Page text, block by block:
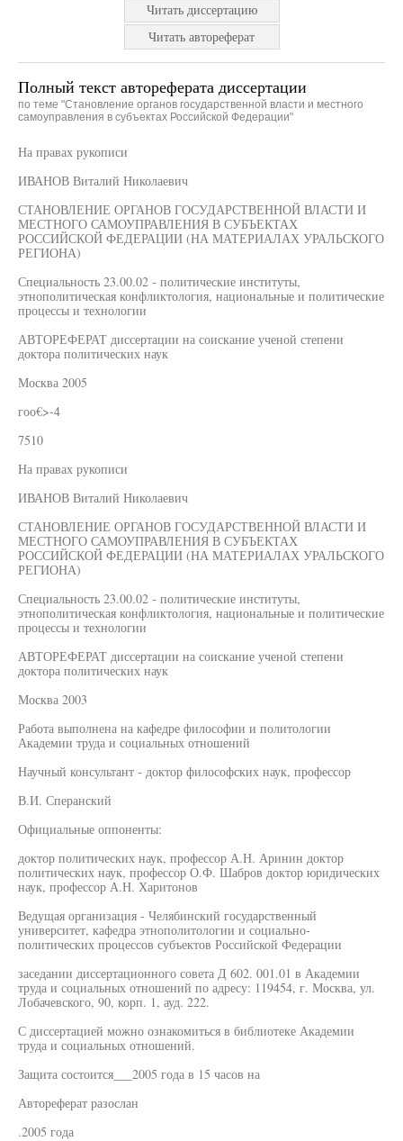
Читать диссертацию
Читать автореферат
Полный текст автореферата диссертации
по теме "Становление органов государственной власти и местного
самоуправления в субъектах Российской Федерации"
На правах рукописи
ИВАНОВ Виталий Николаевич
СТАНОВЛЕНИЕ ОРГАНОВ ГОСУДАРСТВЕННОЙ ВЛАСТИ И
МЕСТНОГО САМОУПРАВЛЕНИЯ В СУБЪЕКТАХ
РОССИЙСКОЙ ФЕДЕРАЦИИ (НА МАТЕРИАЛАХ УРАЛЬСКОГО
РЕГИОНА)
Специальность 23.00.02 - политические институты,
этнополитическая конфликтология, национальные и политические
процессы и технологии
АВТОРЕФЕРАТ диссертации на соискание ученой степени
доктора политических наук
Москва 2005
гоо€>-4
7510
На правах рукописи
ИВАНОВ Виталий Николаевич
СТАНОВЛЕНИЕ ОРГАНОВ ГОСУДАРСТВЕННОЙ ВЛАСТИ И
МЕСТНОГО САМОУПРАВЛЕНИЯ В СУБЪЕКТАХ
РОССИЙСКОЙ ФЕДЕРАЦИИ (НА МАТЕРИАЛАХ УРАЛЬСКОГО
РЕГИОНА)
Специальность 23.00.02 - политические институты,
этнополитическая конфликтология, национальные и политические
процессы и технологии
АВТОРЕФЕРАТ диссертации на соискание ученой степени
доктора политических наук
Москва 2003
Работа выполнена на кафедре философии и политологии
Академии труда и социальных отношений
Научный консультант - доктор философских наук, профессор
В.И. Сперанский
Официальные оппоненты:
доктор политических наук, профессор А.Н. Аринин доктор
политических наук, профессор О.Ф. Шабров доктор юридических
наук, профессор А.Н. Харитонов
Ведущая организация - Челябинский государственный
университет, кафедра этнополитологии и социально-
политических процессов субъектов Российской Федерации
заседании диссертационного совета Д 602. 001.01 в Академии
труда и социальных отношений по адресу: 119454, г. Москва, ул.
Лобачевского, 90, корп. 1, ауд. 222.
С диссертацией можно ознакомиться в библиотеке Академии
труда и социальных отношений.
Защита состоится___2005 года в 15 часов на
Автореферат разослан
.2005 года